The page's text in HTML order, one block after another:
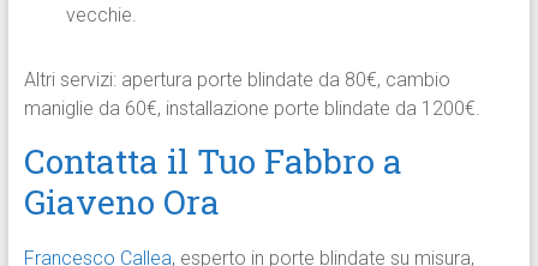
vecchie.
Altri servizi: apertura porte blindate da 80€, cambio
maniglie da 60€, installazione porte blindate da 1200€.
Contatta il Tuo Fabbro a
Giaveno Ora
Francesco Callea, esperto in porte blindate su misura,